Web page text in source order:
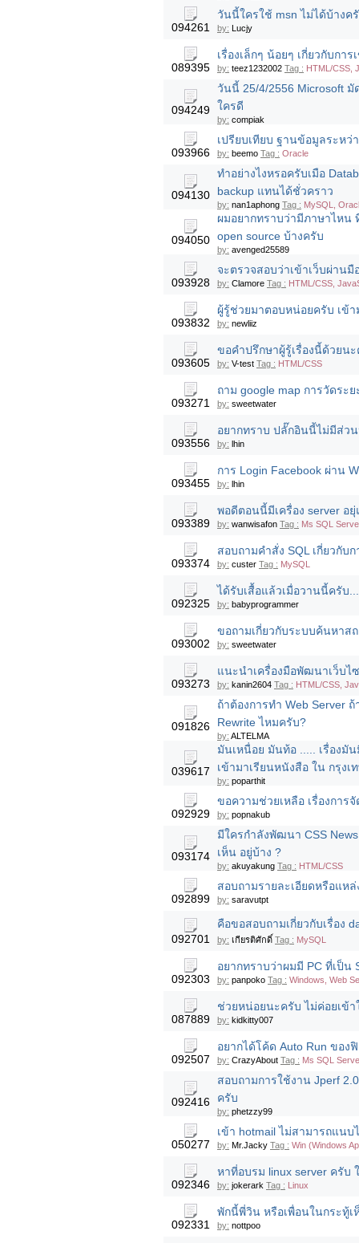
094261
วันนี้ใครใช้ msn ไม่ได้บ้างค
by: Lucjy
089395
เรื่องเล็กๆ น้อยๆ เกี่ยวกับกา
by: teez1232002 Tag : HTML/CSS,
094249
วันนี้ 25/4/2556 Microsoft
ใครดี
by: compiak
093966
เปรียบเทียบ ฐานข้อมูลระหว่
by: beemo Tag : Oracle
094130
ทำอย่างไงหรอครับเมือ
backup แทนได้ชั่วคราว
by: nan1aphong Tag : MySQL,
094050
ผมอยากทราบว่ามีภาษาไหน
open source บ้างครับ
by: avenged25589
093928
จะตรวจสอบว่าเข้าเว็บผ่านมื
by: Clamore Tag : HTML/CSS,
093832
ผู้รู้ช่วยมาตอบหน่อยครับ เข้า
by: newliiz
093605
ขอคำปรึกษาผู้รู้เรื่องนี้ด้วยน
by: V-test Tag : HTML/CSS
093271
ถาม google map การวัดระ
by: sweetwater
093556
อยากทราบ ปลั๊กอินนี้ไม่มีส่ว
by: lhin
093455
การ Login Facebook ผ่าน
by: lhin
093389
พอดีตอนนี้มีเครื่อง server อ
by: wanwisafon Tag : Ms SQL
093374
สอบถามคำสั่ง SQL เกี่ยวกับ
by: custer Tag : MySQL
092325
ได้รับเสื้อแล้วเมื่อวานนี้ครับ
by: babyprogrammer
093002
ขอถามเกี่ยวกับระบบค้นหาส
by: sweetwater
093273
แนะนำเครื่องมือพัฒนาเว็บไ
by: kanin2604 Tag : HTML/CSS,
091826
ถ้าต้องการทำ Web Server
Rewrite ไหมครับ?
by: ALTELMA
039617
มันเหนื่อย มันท้อ ..... เรื่องมั
เข้ามาเรียนหนังสือ ใน กรุง
by: poparthit
092929
ขอความช่วยเหลือ เรื่องการ
by: popnakub
093174
มีใครกำลังพัฒนา CSS
เห็น อยู่บ้าง ?
by: akuyakung Tag : HTML/CSS
092899
สอบถามรายละเอียดหรือแห
by: saravutpt
092701
คือขอสอบถามเกี่ยวกับเรื่อง
by: เกียรติศักดิ์ Tag : MySQL
092303
อยากทราบว่าผมมี PC ที่เป็น
by: panpoko Tag : Windows, Web
087889
ช่วยหน่อยนะครับ ไม่ค่อยเข้า
by: kidkitty007
092507
อยากได้โค้ด Auto Run ขอ
by: CrazyAbout Tag : Ms SQL
092416
สอบถามการใช้งาน Jperf
ครับ
by: phetzzy99
050277
เข้า hotmail ไม่สามารถแน
by: Mr.Jacky Tag : Win (Windows
092346
หาที่อบรม linux server ครั
by: jokerark Tag : Linux
092331
พักนี้พี่วิน หรือเพื่อนในกระทู้
by: nottpoo